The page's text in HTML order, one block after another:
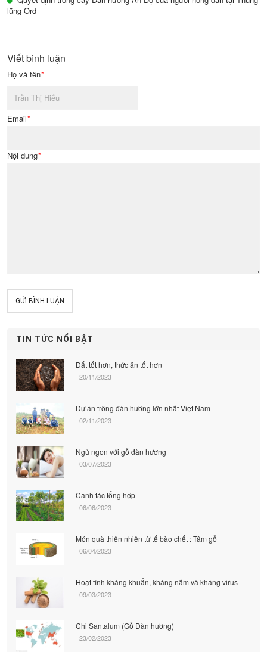
lũng Ord
Viết bình luận
Họ và tên*
Email*
Nội dung*
GỬI BÌNH LUẬN
TIN TỨC NỔI BẬT
Đất tốt hơn, thức ăn tốt hơn
20/11/2023
Dự án trồng đàn hương lớn nhất Việt Nam
02/11/2023
Ngủ ngon với gỗ đàn hương
03/07/2023
Canh tác tổng hợp
06/06/2023
Món quà thiên nhiên từ tế bào chết : Tâm gỗ
06/04/2023
Hoạt tính kháng khuẩn, kháng nấm và kháng virus
09/03/2023
Chi Santalum (Gỗ Đàn hương)
23/02/2023